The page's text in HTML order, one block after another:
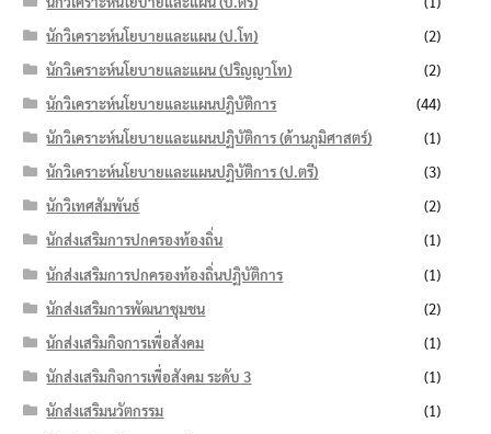
นักวิเคราะห์นโยบายและแผน (ป.โท)
(2)
นักวิเคราะห์นโยบายและแผน (ปริญญาโท)
(2)
นักวิเคราะห์นโยบายและแผนปฏิบัติการ
(44)
นักวิเคราะห์นโยบายและแผนปฏิบัติการ (ด้านภูมิศาสตร์)
(1)
นักวิเคราะห์นโยบายและแผนปฏิบัติการ (ป.ตรี)
(3)
นักวิเทศสัมพันธ์
(2)
นักส่งเสริมการปกครองท้องถิ่น
(1)
นักส่งเสริมการปกครองท้องถิ่นปฏิบัติการ
(1)
นักส่งเสริมการพัฒนาชุมชน
(2)
นักส่งเสริมกิจการเพื่อสังคม
(1)
นักส่งเสริมกิจการเพื่อสังคม ระดับ 3
(1)
นักส่งเสริมนวัตกรรม
(1)